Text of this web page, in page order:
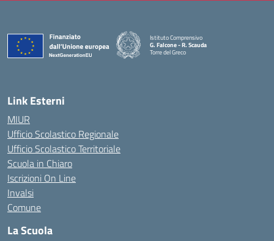
Istituto Comprensivo
G. Falcone - R. Scauda
Torre del Greco
Link Esterni
MIUR
Ufficio Scolastico Regionale
Ufficio Scolastico Territoriale
Scuola in Chiaro
Iscrizioni On Line
Invalsi
Comune
La Scuola